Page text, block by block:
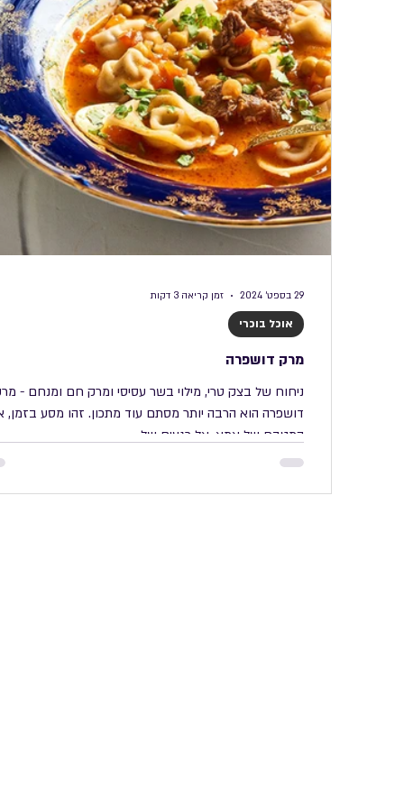
מרק דושפרה
ניחוח של בצק טרי, מילוי בשר עסיסי ומרק חם ומנחם -
דושפרה הוא הרבה יותר מסתם עוד מתכון. זהו מסע בזמן,
המטבח של אמא, אל רגעים של...
אוכל בוכרי
29 בספט׳ 2024 זמן קריאה 3 דקות